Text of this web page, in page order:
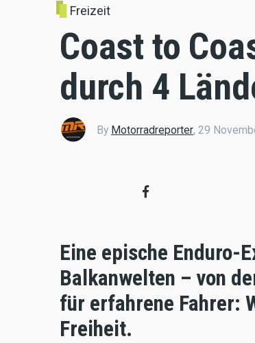
Freizeit
Coast to
durch 4
By Motorradreporter, 29
Eine epische Enduro-
Balkanwelten – von
für erfahrene Fahrer:
Freiheit.